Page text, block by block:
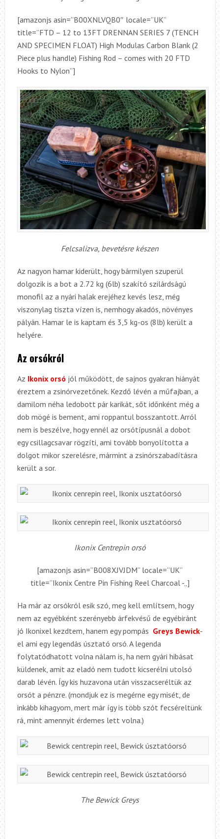
[amazonjs asin=”B00XNLVQB0″ locale=”UK”
title=”FTD – 12 to 13FT DRENNAN SERIES 7 (TENCH
AND SPECIMEN FLOAT) High Modulas Carbon Blank (2
Piece plus handle) Fishing Rod – comes with 20 FTD
Hooks to Nylon”]
Felcsalizva, bevetésre készen
Az nagyon hamar kiderült, hogy bármilyen szuperül
dolgozik is a bot a 2.72 kg (6lb) szakító szilárdságú
monofil az a nyári halak erejéhez kevés lesz, még
viszonylag tiszta vízen is, nemhogy akadós, növényes
pályán. Hamar le is kaptam és 3,5 kg-os (8lb) került a
helyére.
Az orsókról
Az Ikonix orsó jól működött, de sajnos gyakran hiányát
éreztem a zsinórvezetőnek. Kezdő lévén a műfajban, a
damilom néha ledobott pár karikát, sőt időnként még a
dob mögé is bement, ami roppantul bosszantott. Arról
nem is beszélve, hogy ennél az orsótípusnál a dobot
egy csillagcsavar rögzíti, ami tovább bonyolította a
dolgot mikor szerelésre, mármint a zsinórszabadításra
került a sor.
Ikonix Centrepin orsó
[amazonjs asin=”B008XJVJDM” locale=”UK”
title=”Ikonix Centre Pin Fishing Reel Charcoal -„]
Ha már az orsókról esik szó, meg kell említsem, hogy
nem az egyébként szerényebb árfekvésű de egyébiránt
jó Ikonixel kezdtem, hanem egy pompás Greys Bewick-
el ami egy legendás úsztató orsó. A legenda
folytatódhatott volna nálam is, ha nem gyári hibásat
küldenek, amit az eladó nem tudott kicserélni utolsó
darab lévén. Így kis huzavona után visszacseréltük az
orsót a pénzre. (mondjuk ez is megérne egy misét, de
inkább kihagyom, mert már így is több szót fecséreltünk
rá, mint amennyit érdemes lett volna.)
The Bewick Greys